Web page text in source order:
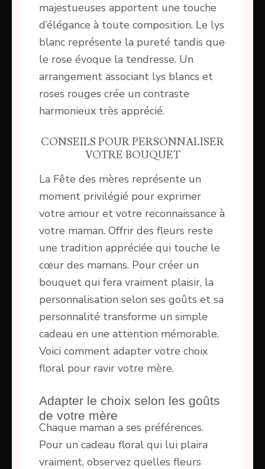
majestueuses apportent une touche
d’élégance à toute composition. Le lys
blanc représente la pureté tandis que
le rose évoque la tendresse. Un
arrangement associant lys blancs et
roses rouges crée un contraste
harmonieux très apprécié.
CONSEILS POUR PERSONNALISER
VOTRE BOUQUET
La Fête des mères représente un
moment privilégié pour exprimer
votre amour et votre reconnaissance à
votre maman. Offrir des fleurs reste
une tradition appréciée qui touche le
cœur des mamans. Pour créer un
bouquet qui fera vraiment plaisir, la
personnalisation selon ses goûts et sa
personnalité transforme un simple
cadeau en une attention mémorable.
Voici comment adapter votre choix
floral pour ravir votre mère.
Adapter le choix selon les goûts
de votre mère
Chaque maman a ses préférences.
Pour un cadeau floral qui lui plaira
vraiment, observez quelles fleurs